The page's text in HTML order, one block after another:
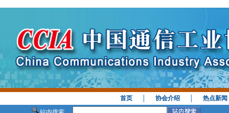
首页 │协会介绍 │热点新闻